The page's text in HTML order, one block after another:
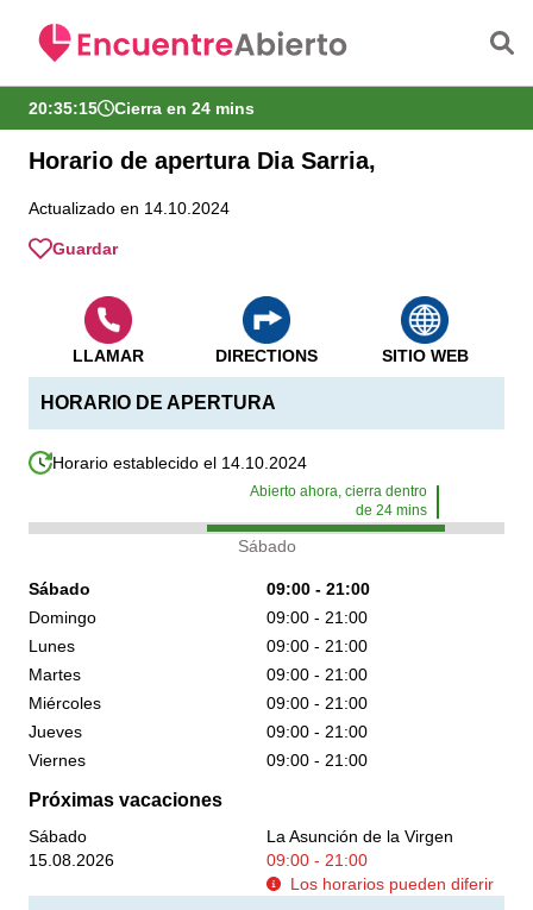
20:35:15 Cierra en 24 mins
Horario de apertura Dia Sarria,
Actualizado en 14.10.2024
Guardar
HORARIO DE APERTURA
Horario establecido el 14.10.2024
Abierto ahora, cierra dentro
de24 mins
Sábado
Sábado
09:00 - 21:00
Domingo
09:00 - 21:00
Lunes
09:00 - 21:00
Martes
09:00 - 21:00
Miércoles
09:00 - 21:00
Jueves
09:00 - 21:00
Viernes
09:00 - 21:00
Próximas vacaciones
Sábado
La Asunción de la Virgen
15.08.2026
09:00 - 21:00
Los horarios pueden diferir
LLAMAR DIRECTIONS SITIO WEB